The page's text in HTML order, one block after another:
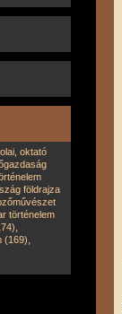
oktató
földrajza
történelem
,
(169),